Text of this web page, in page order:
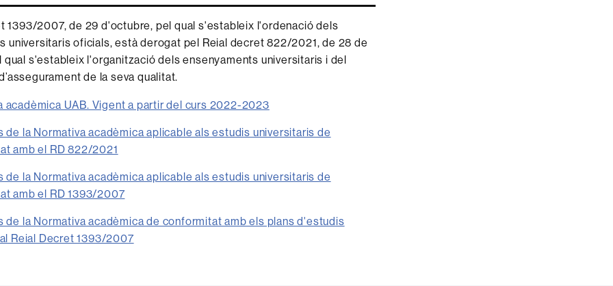
1393/2007, de 29 d'octubre, pel qual s'estableix l'ordenació dels
universitaris oficials, està derogat pel Reial decret 822/2021, de 28 de
qual s'estableix l'organització dels ensenyaments universitaris i del
de la seva qualitat.
acadèmica UAB. Vigent a partir del curs 2022-2023
de la Normativa acadèmica aplicable als estudis universitaris de
amb el RD 822/2021
de la Normativa acadèmica aplicable als estudis universitaris de
amb el RD 1393/2007
de la Normativa acadèmica de conformitat amb els plans d'estudis
Reial Decret 1393/2007